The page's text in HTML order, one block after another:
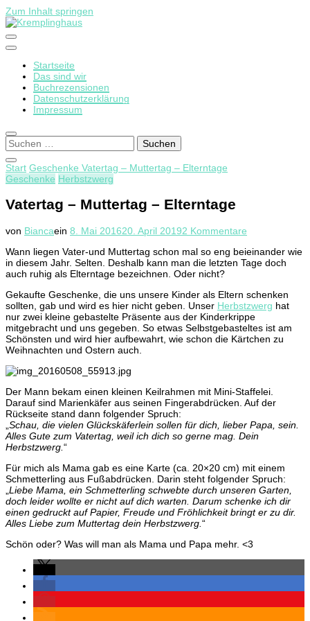
Zum Inhalt springen
Kremplinghaus
Startseite
Das sind wir
Buchrezensionen
Datenschutzerklärung
Impressum
Suchen
nach:
Start Geschenke Vatertag – Muttertag – Elterntage
Geschenke Herbstzwerg
Vatertag – Muttertag – Elterntage
von Biancaein 8. Mai 201620. April 20192 Kommentare
–
Muttertag
Wann liegen Vater-und Muttertag schon mal so eng beieinander wie
in diesem Jahr. Selten. Deshalb kann man die letzten Tage doch
auch ruhig als Elterntage bezeichnen. Oder nicht?
Gekaufte Geschenke, die uns unsere Kinder als Eltern schenken
sollten, gab und wird es hier nicht geben. Unser Herbstzwerg hat
nur zwei kleine gebastelte Präsente aus der Kinderkrippe
mitgebracht und uns gegeben. So etwas Selbstgebasteltes ist am
Schönsten und wird hier aufbewahrt, wie schon die Kärtchen zu
Weihnachten und Ostern auch.
Der Mann bekam einen kleinen Keilrahmen mit Mini-Staffelei.
Darauf sind Marienkäfer aus seinen Fingerabdrücken. Auf der
Rückseite stand dann folgender Spruch:
Schau, die vielen Glückskäferlein sollen für dich, lieber Papa, sein.
Alles Gute zum Vatertag, weil ich dich so gerne mag. Dein
Herbstzwerg. “
Für mich als Mama gab es eine Karte (ca. 20×20 cm) mit einem
Schmetterling aus Fußabdrücken. Darin steht folgender Spruch:
Liebe Mama, ein Schmetterling schwebte durch unseren Garten,
doch leider wollte er nicht auf dich warten. Darum schenke ich dir
einen gedruckt auf Papier, Freude und Fröhlichkeit bringt er zu dir.
Alles Liebe zum Muttertag dein Herbstzwerg. “
Schön oder? Was will man als Mama und Papa mehr. <3